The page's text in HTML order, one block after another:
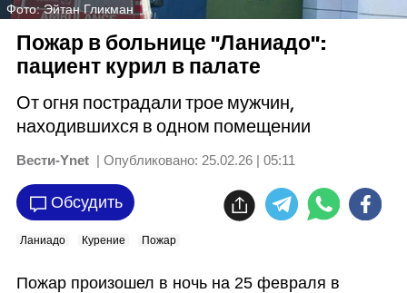
Фото: Эйтан Гликман
Пожар в больнице "Ланиадо":
пациент курил в палате
От огня пострадали трое мужчин,
находившихся в одном помещении
Вести-Ynet | Опубликовано: 25.02.26 | 05:11
Обсудить
Ланиадо Курение Пожар
Пожар произошел в ночь на 25 февраля в